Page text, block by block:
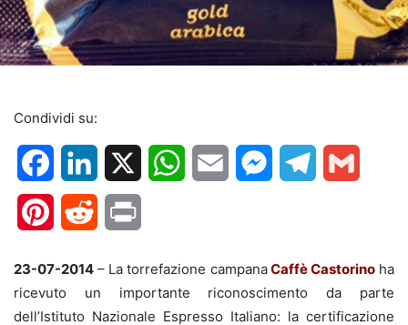
Condividi su:
FacebookLinkedIn WhatsApp
Email MessengerTelegram
PinterestReddit
23-07-2014 – La torrefazione campanaCaffè Castorinoha
ricevuto un importante riconoscimento da parte
dell’Istituto Nazionale Espresso Italiano: la certificazione